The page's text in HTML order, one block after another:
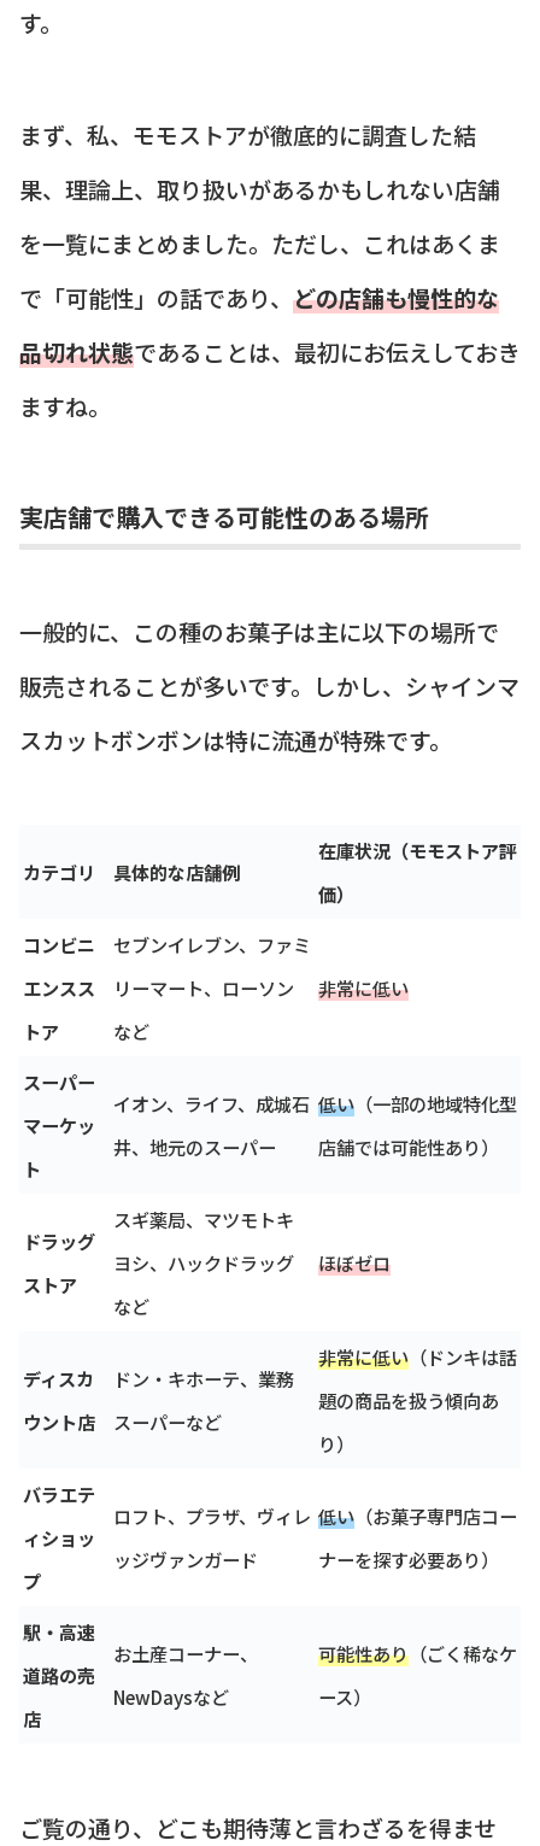
す。
まず、私、モモストアが徹底的に調査した結
果、理論上、取り扱いがあるかもしれない店舗
を一覧にまとめました。ただし、これはあくま
で「可能性」の話であり、 どの店舗も慢性的な
品切れ状態であることは、最初にお伝えしておき
ますね。
実店舗で購入できる可能性のある場所
一般的に、この種のお菓子は主に以下の場所で
販売されることが多いです。しかし、シャインマ
スカットボンボンは特に流通が特殊です。
カテゴリ 具体的な店舗例
在庫状況（モモストア評
価）
コンビニ
エンスス
トア
セブンイレブン、ファミ
リーマート、ローソン
など
非常に低い
スーパー
マーケッ
ト
イオン、ライフ、成城石
井、地元のスーパー
低い （一部の地域特化型
店舗では可能性あり）
ドラッグ
ストア
スギ薬局、マツモトキ
ヨシ、ハックドラッグ
など
ほぼゼロ
ディスカ
ウント店
ドン・キホーテ、業務
スーパーなど
非常に低い （ドンキは話
題の商品を扱う傾向あ
り）
バラエテ
ィショッ
プ
ロフト、プラザ、ヴィレ
ッジヴァンガード
低い （お菓子専門店コー
ナーを探す必要あり）
駅・高速
道路の売
店
お土産コーナー、
NewDaysなど
可能性あり （ごく稀なケ
ース）
ご覧の通り、どこも期待薄と言わざるを得ませ